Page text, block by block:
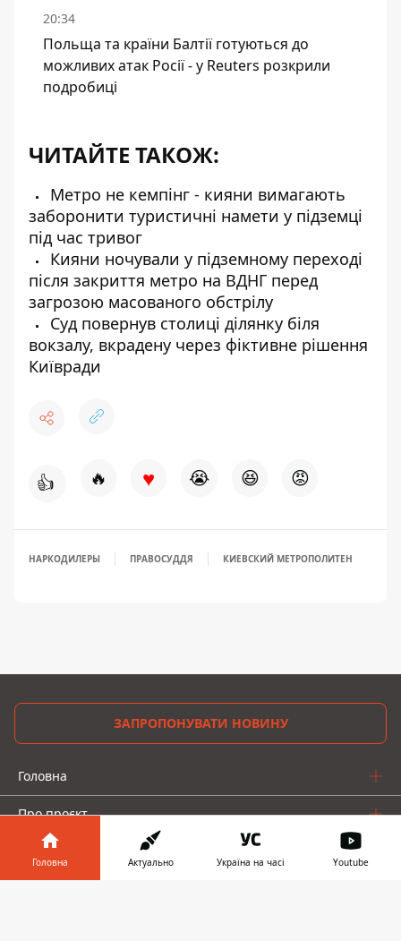
20:34
Польща та країни Балтії готуються до
можливих атак Росії - у Reuters розкрили
подробиці
ЧИТАЙТЕ ТАКОЖ:
Метро не кемпінг - кияни вимагають
заборонити туристичні намети у підземці
під час тривог
Кияни ночували у підземному переході
після закриття метро на ВДНГ перед
загрозою масованого обстрілу
Суд повернув столиці ділянку біля
вокзалу, вкрадену через фіктивне рішення
Київради
👍 🔥 ♥ 😭 😆 😡
НАРКОДИЛЕРЫ ПРАВОСУДДЯ КИЕВСКИЙ МЕТРОПОЛИТЕН
ЗАПРОПОНУВАТИ НОВИНУ
Головна
Про проєкт
Реклама
Головна Актуально Україна на часі Youtube